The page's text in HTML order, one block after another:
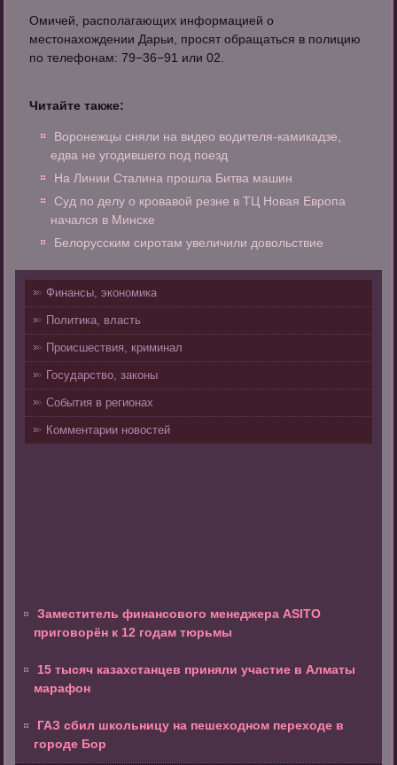
Омичей, располагающих информацией о
местонахождении Дарьи, просят обращаться в полицию
по телефонам: 79−36−91 или 02.
Читайте также:
Воронежцы сняли на видео водителя-камикадзе,
едва не угодившего под поезд
На Линии Сталина прошла Битва машин
Суд по делу о кровавой резне в ТЦ Новая Европа
начался в Минске
Белорусским сиротам увеличили довольствие
Финансы, экономика
Политика, власть
Происшествия, криминал
Государство, законы
События в регионах
Комментарии новостей
Заместитель финансового менеджера ASITO
приговорён к 12 годам тюрьмы
15 тысяч казахстанцев приняли участие в Алматы
марафон
ГАЗ сбил школьницу на пешеходном переходе в
городе Бор